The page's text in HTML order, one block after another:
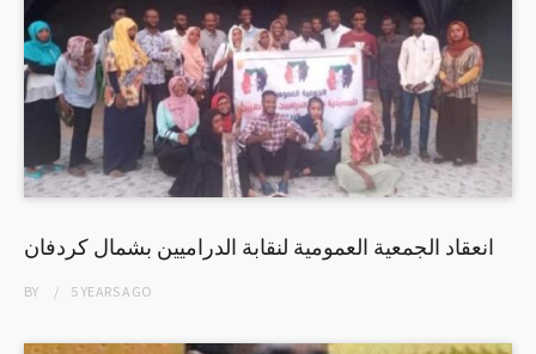
انعقاد الجمعية العمومية لنقابة الدراميين بشمال كردفان
BY 5 YEARSAGO